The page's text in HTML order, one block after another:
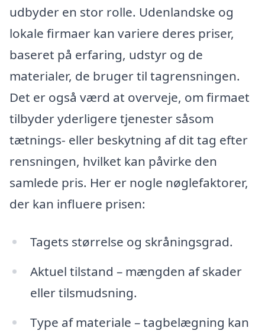
udbyder en stor rolle. Udenlandske og
lokale firmaer kan variere deres priser,
baseret på erfaring, udstyr og de
materialer, de bruger til tagrensningen.
Det er også værd at overveje, om firmaet
tilbyder yderligere tjenester såsom
tætnings- eller beskytning af dit tag efter
rensningen, hvilket kan påvirke den
samlede pris. Her er nogle nøglefaktorer,
der kan influere prisen:
Tagets størrelse og skråningsgrad.
Aktuel tilstand – mængden af skader
eller tilsmudsning.
Type af materiale – tagbelægning kan